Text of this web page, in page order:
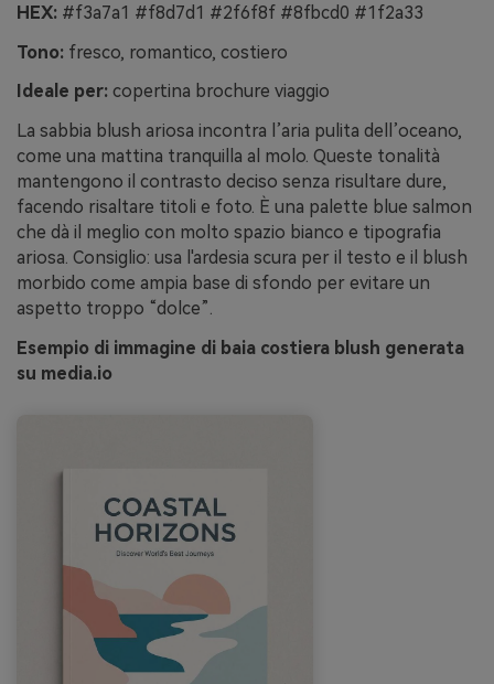
HEX: #f3a7a1 #f8d7d1 #2f6f8f #8fbcd0 #1f2a33
Tono: fresco, romantico, costiero
Ideale per: copertina brochure viaggio
La sabbia blush ariosa incontra l’aria pulita dell’oceano,
come una mattina tranquilla al molo. Queste tonalità
mantengono il contrasto deciso senza risultare dure,
facendo risaltare titoli e foto. È una palette blue salmon
che dà il meglio con molto spazio bianco e tipografia
ariosa. Consiglio: usa l'ardesia scura per il testo e il blush
morbido come ampia base di sfondo per evitare un
aspetto troppo “dolce”.
Esempio di immagine di baia costiera blush generata
su media.io